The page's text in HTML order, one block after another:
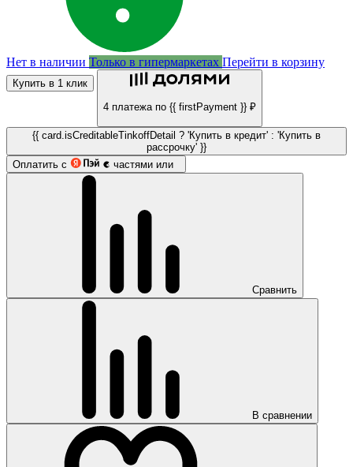
Нет в наличии Только в гипермаркетах Перейти в корзину
Купить в 1 клик
4 платежа по {{ firstPayment }} ₽
{{ card.isCreditableTinkoffDetail ? 'Купить в кредит' : 'Купить в
рассрочку' }}
Оплатить с
частями или
Сравнить
В сравнении